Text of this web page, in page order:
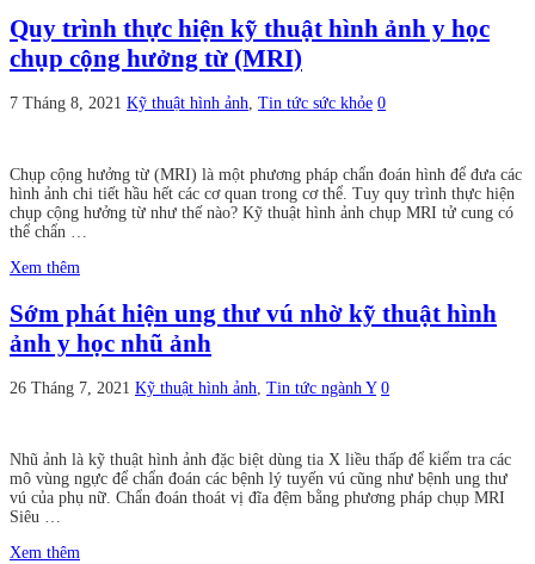
Quy trình thực hiện kỹ thuật hình ảnh y học
chụp cộng hưởng từ (MRI)
7 Tháng 8, 2021 Kỹ thuật hình ảnh, Tin tức sức khỏe 0
Chụp cộng hưởng từ (MRI) là một phương pháp chẩn đoán hình để đưa các
hình ảnh chi tiết hầu hết các cơ quan trong cơ thể. Tuy quy trình thực hiện
chụp cộng hưởng từ như thế nào? Kỹ thuật hình ảnh chụp MRI tử cung có
thể chẩn …
Xem thêm
Sớm phát hiện ung thư vú nhờ kỹ thuật hình
ảnh y học nhũ ảnh
26 Tháng 7, 2021 Kỹ thuật hình ảnh, Tin tức ngành Y 0
Nhũ ảnh là kỹ thuật hình ảnh đặc biệt dùng tia X liều thấp để kiểm tra các
mô vùng ngực để chẩn đoán các bệnh lý tuyến vú cũng như bệnh ung thư
vú của phụ nữ. Chẩn đoán thoát vị đĩa đệm bằng phương pháp chụp MRI
Siêu …
Xem thêm